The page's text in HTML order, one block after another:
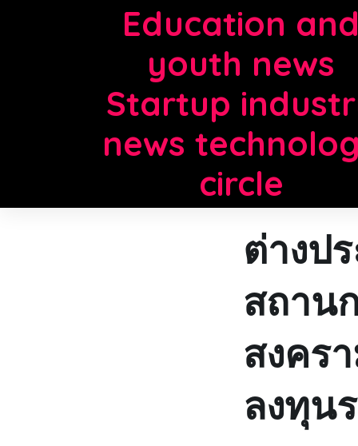
Education and
youth news
Startup
news
circle
ต่างป
สถาน
สงคร
ลงทุน